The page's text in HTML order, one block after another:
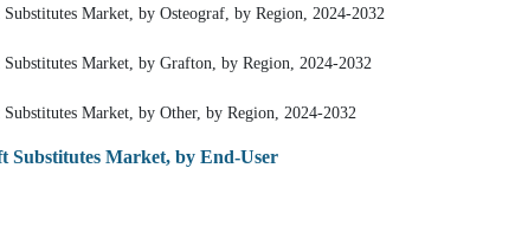
Market, by Osteograf, by Region, 2024-2032
Market, by Grafton, by Region, 2024-2032
Market, by Other, by Region, 2024-2032
Market, by End-User